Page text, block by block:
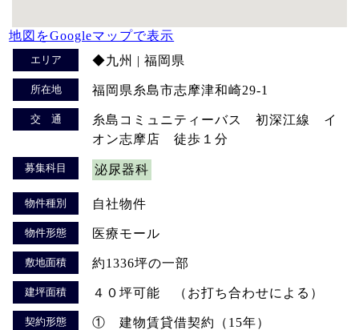
地図をGoogleマップで表示
エリア ◆九州 | 福岡県
所在地 福岡県糸島市志摩津和崎29-1
交 通
糸島コミュニティーバス 初深江線 イ
オン志摩店 徒歩１分
募集科目 泌尿器科
物件種別 自社物件
物件形態 医療モール
敷地面積 約1336坪の一部
建坪面積 ４０坪可能 （お打ち合わせによる）
契約形態 ① 建物賃貸借契約（15年）